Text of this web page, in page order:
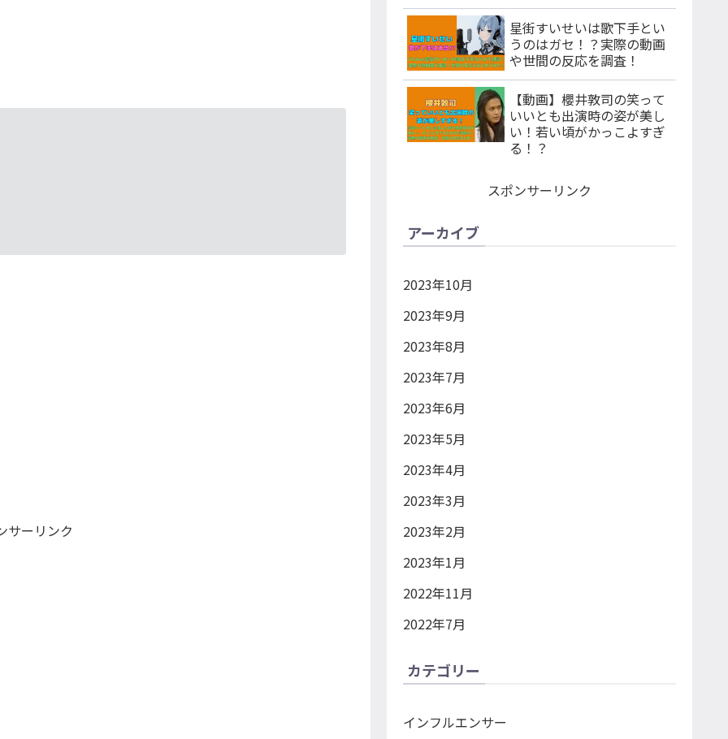
サーリンク
星街すいせいは歌下手とい
うのはガセ！？実際の動画
や世間の反応を調査！
【動画】櫻井敦司の笑って
いいとも出演時の姿が美し
い！若い頃がかっこよすぎ
る！？
スポンサーリンク
アーカイブ
2023年10月
2023年9月
2023年8月
2023年7月
2023年6月
2023年5月
2023年4月
2023年3月
2023年2月
2023年1月
2022年11月
2022年7月
カテゴリー
インフルエンサー